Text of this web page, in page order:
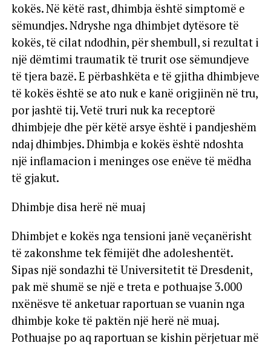
kokës. Në këtë rast, dhimbja është simptomë e
sëmundjes. Ndryshe nga dhimbjet dytësore të
kokës, të cilat ndodhin, për shembull, si rezultat i
një dëmtimi traumatik të trurit ose sëmundjeve
të tjera bazë. E përbashkëta e të gjitha dhimbjeve
të kokës është se ato nuk e kanë origjinën në tru,
por jashtë tij. Vetë truri nuk ka receptorë
dhimbjeje dhe për këtë arsye është i pandjeshëm
ndaj dhimbjes. Dhimbja e kokës është ndoshta
një inflamacion i meninges ose enëve të mëdha
të gjakut.
Dhimbje disa herë në muaj
Dhimbjet e kokës nga tensioni janë veçanërisht
të zakonshme tek fëmijët dhe adoleshentët.
Sipas një sondazhi të Universitetit të Dresdenit,
pak më shumë se një e treta e pothuajse 3.000
nxënësve të anketuar raportuan se vuanin nga
dhimbje koke të paktën një herë në muaj.
Pothuajse po aq raportuan se kishin përjetuar më